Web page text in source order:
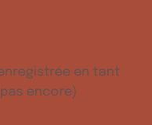
en tant
encore)